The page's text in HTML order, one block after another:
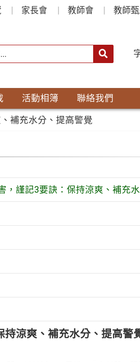
家長會 教師會 教師
活動相簿 聯絡我們
補充水分、提高警覺
，謹記3要訣：保持涼爽、補充
涼爽、補充水分、提高警